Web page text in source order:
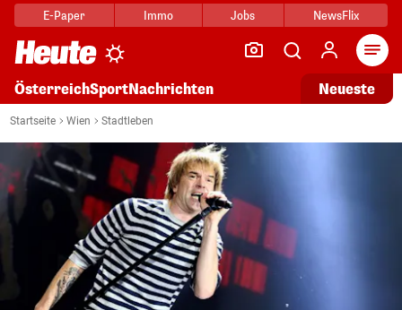
E-Paper Immo Jobs NewsFlix
ÖsterreichSportNachrichten Neueste
Startseite Wien Stadtleben